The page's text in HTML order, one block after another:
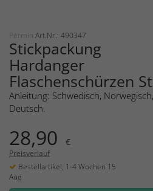
Permin Art.Nr.: 490347
Stickpackung
Hardanger
Flaschenschürzen
Anleitung: Schwedisch,
Deutsch.
28,90 €
Preisverlauf
Bestellartikel, 1-4 Wochen 15
Aug